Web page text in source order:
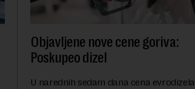
Objavljene nove cene goriva:
Poskupeo dizel
U narednih sedam dana cena evrodizela